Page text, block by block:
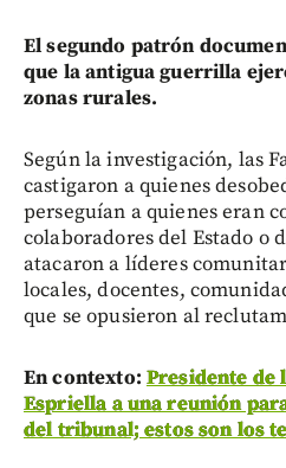
El segundo patrón
que la antigua guerrilla
zonas rurales.
Según la investigación, las
castigaron a quienes
perseguían a quienes eran
colaboradores del Estado o
atacaron a líderes
locales, docentes,
que se opusieron al
En contexto: Presidente de
Espriella a una reunión
del tribunal; estos son los